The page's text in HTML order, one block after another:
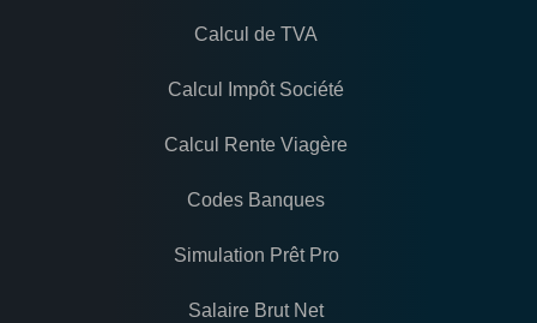
Calcul de TVA
Calcul Impôt Société
Calcul Rente Viagère
Codes Banques
Simulation Prêt Pro
Salaire Brut Net